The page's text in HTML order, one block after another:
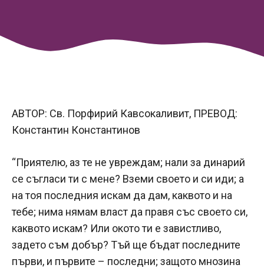
АВТОР: Св. Порфирий Кавсокаливит, ПРЕВОД:
Константин Константинов
“Приятелю, аз те не увреждам; нали за динарий
се съгласи ти с мене? Вземи своето и си иди; а
на тоя последния искам да дам, каквото и на
тебе; нима нямам власт да правя със своето си,
каквото искам? Или окото ти е завистливо,
задето съм добър? Тъй ще бъдат последните
първи, и първите – последни; защото мнозина